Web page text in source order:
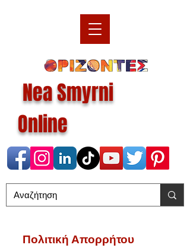
Nea Smyrni
Online
Πολιτική Απορρήτου